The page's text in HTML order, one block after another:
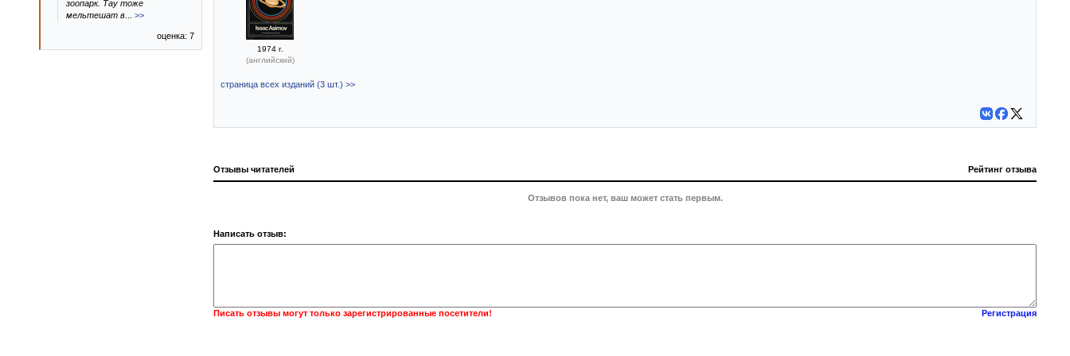
1974 г.
(английский)
страница всех изданий (3 шт.) >>
Отзывы читателей Рейтинг отзыва
Отзывов пока нет, ваш может стать первым.
Написать отзыв:
Писать отзывы могут только зарегистрированные посетители! Регистрация
зоопарк. Тау тоже
мельтешат в
>>
оценка: 7